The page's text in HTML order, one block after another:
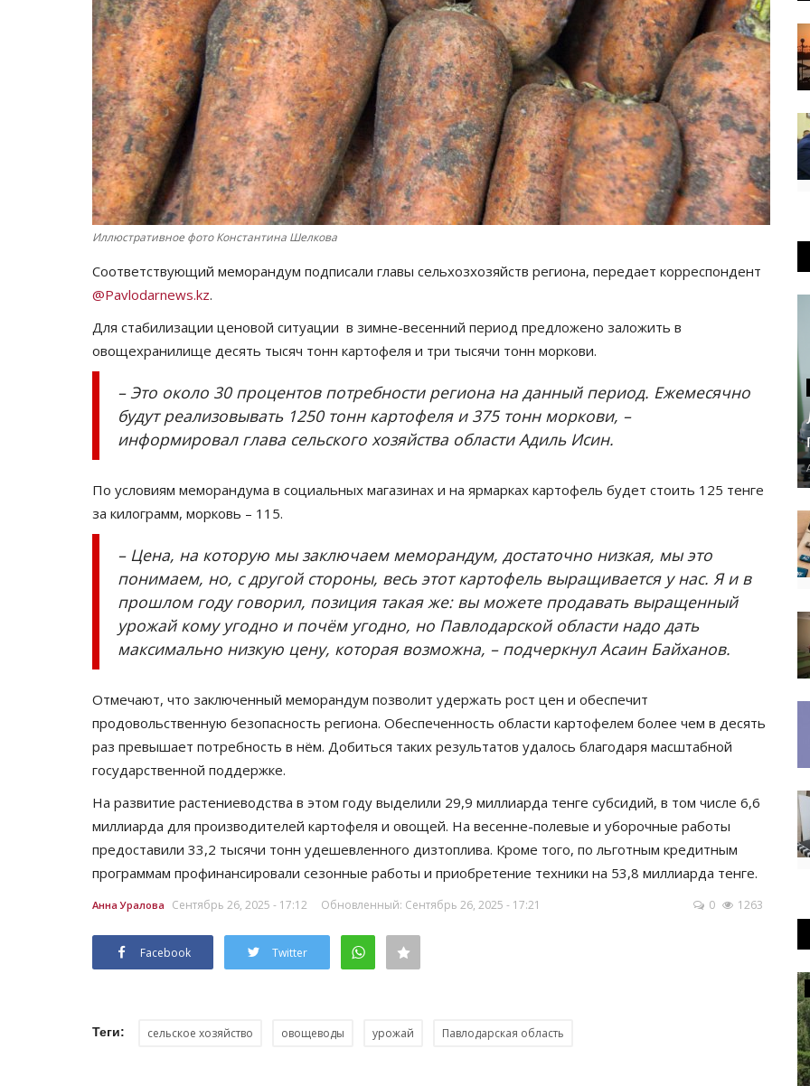
Иллюстративное фото Константина Шелкова
Соответствующий меморандум подписали главы сельхозхозяйств региона, передает корреспондент
@Pavlodarnews.kz.
Для стабилизации ценовой ситуации в зимне-весенний период предложено заложить в
овощехранилище десять тысяч тонн картофеля и три тысячи тонн моркови.
– Это около 30 процентов потребности региона на данный период. Ежемесячно
будут реализовывать 1250 тонн картофеля и 375 тонн моркови, –
информировал глава сельского хозяйства области Адиль Исин.
По условиям меморандума в социальных магазинах и на ярмарках картофель будет стоить 125 тенге
за килограмм, морковь – 115.
– Цена, на которую мы заключаем меморандум, достаточно низкая, мы это
понимаем, но, с другой стороны, весь этот картофель выращивается у нас. Я и в
прошлом году говорил, позиция такая же: вы можете продавать выращенный
урожай кому угодно и почём угодно, но Павлодарской области надо дать
максимально низкую цену, которая возможна, – подчеркнул Асаин Байханов.
Отмечают, что заключенный меморандум позволит удержать рост цен и обеспечит
продовольственную безопасность региона. Обеспеченность области картофелем более чем в десять
раз превышает потребность в нём. Добиться таких результатов удалось благодаря масштабной
государственной поддержке.
На развитие растениеводства в этом году выделили 29,9 миллиарда тенге субсидий, в том числе 6,6
миллиарда для производителей картофеля и овощей. На весенне-полевые и уборочные работы
предоставили 33,2 тысячи тонн удешевленного дизтоплива. Кроме того, по льготным кредитным
программам профинансировали сезонные работы и приобретение техники на 53,8 миллиарда тенге.
Анна Уралова Сентябрь 26, 2025 - 17:12 Обновленный: Сентябрь 26, 2025 - 17:21 0 1263
Facebook Twitter
Теги: сельское хозяйство овощеводы урожай Павлодарская область